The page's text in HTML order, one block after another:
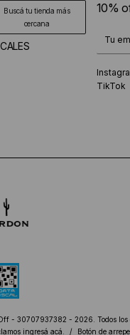
Buscá tu tienda más
cercana
10%
¡Te
TikTok
- 30707937382 - 2026. Todos los
ingresá acá. / Botón de